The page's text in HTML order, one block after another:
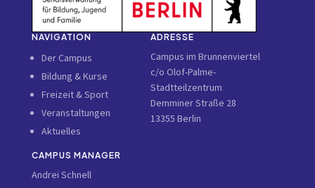
NAVIGATION
Der Campus
Bildung & Kurse
Freizeit & Sport
Veranstaltungen
Aktuelles
ADRESSE
Campus im Brunnenviertel
c/o Olof-Palme-
Stadtteilzentrum
Demminer Straße 28
13355 Berlin
CAMPUS MANAGER
Andrei Schnell